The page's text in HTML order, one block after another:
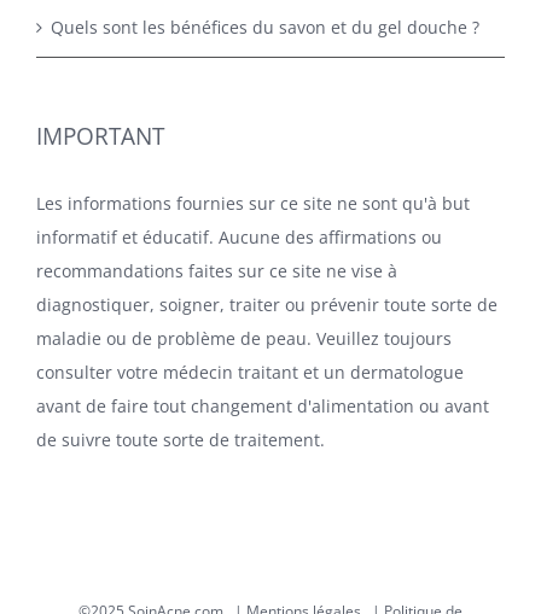
Quels sont les bénéfices du savon et du gel douche ?
IMPORTANT
Les informations fournies sur ce site ne sont qu'à but
informatif et éducatif. Aucune des affirmations ou
recommandations faites sur ce site ne vise à
diagnostiquer, soigner, traiter ou prévenir toute sorte de
maladie ou de problème de peau. Veuillez toujours
consulter votre médecin traitant et un dermatologue
avant de faire tout changement d'alimentation ou avant
de suivre toute sorte de traitement.